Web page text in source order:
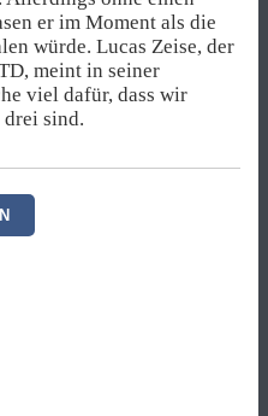
er im Moment als die
würde. Lucas Zeise, der
meint in seiner
viel dafür, dass wir
drei sind.